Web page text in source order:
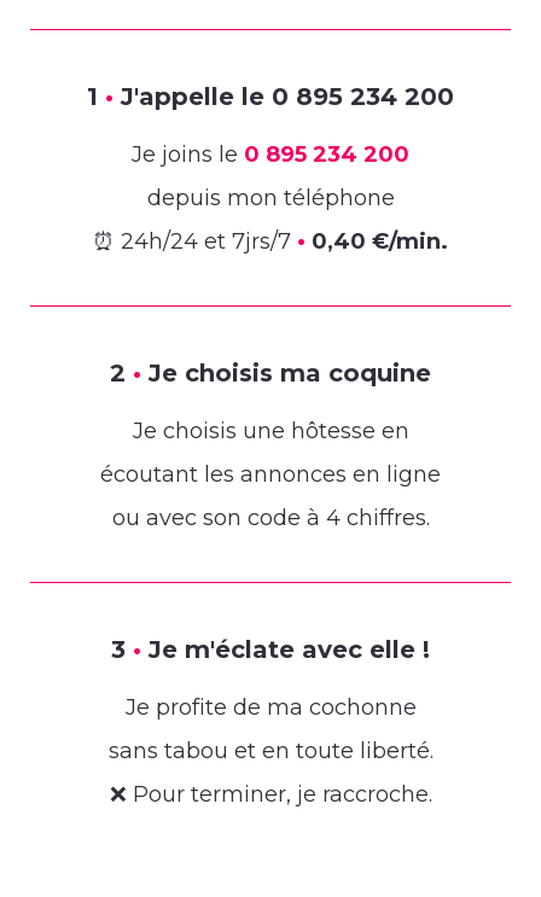
1 • J'appelle le 0 895 234 200
Je joins le 0 895 234 200
depuis mon téléphone
⏰ 24h/24 et 7jrs/7 • 0,40 €/min.
2 • Je choisis ma coquine
Je choisis une hôtesse en
écoutant les annonces en ligne
ou avec son code à 4 chiffres.
3 • Je m'éclate avec elle !
Je profite de ma cochonne
sans tabou et en toute liberté.
❌ Pour terminer, je raccroche.